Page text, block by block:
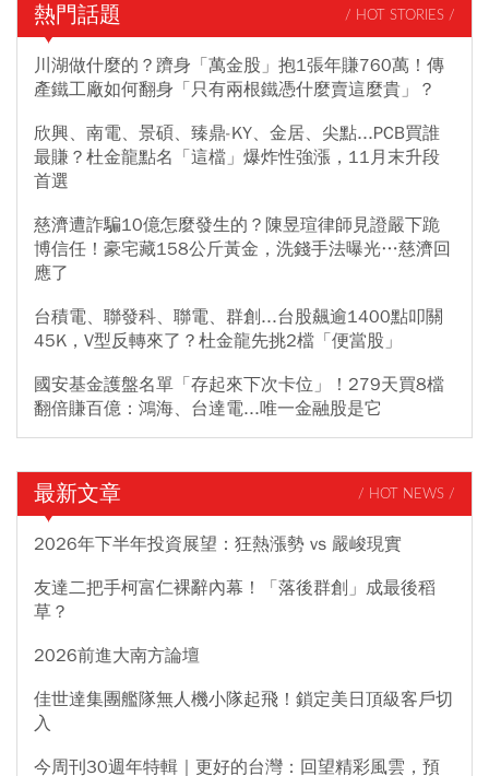
熱門話題 / HOT STORIES /
川湖做什麼的？躋身「萬金股」抱1張年賺760萬！傳
產鐵工廠如何翻身「只有兩根鐵憑什麼賣這麼貴」？
欣興、南電、景碩、臻鼎-KY、金居、尖點...PCB買誰
最賺？杜金龍點名「這檔」爆炸性強漲，11月末升段
首選
慈濟遭詐騙10億怎麼發生的？陳昱瑄律師見證嚴下跪
博信任！豪宅藏158公斤黃金，洗錢手法曝光…慈濟回
應了
台積電、聯發科、聯電、群創...台股飆逾1400點叩關
45K，V型反轉來了？杜金龍先挑2檔「便當股」
國安基金護盤名單「存起來下次卡位」！279天買8檔
翻倍賺百億：鴻海、台達電...唯一金融股是它
最新文章 / HOT NEWS /
2026年下半年投資展望：狂熱漲勢 vs 嚴峻現實
友達二把手柯富仁裸辭內幕！「落後群創」成最後稻
草？
2026前進大南方論壇
佳世達集團艦隊無人機小隊起飛！鎖定美日頂級客戶切
入
今周刊30週年特輯｜更好的台灣：回望精彩風雲，預